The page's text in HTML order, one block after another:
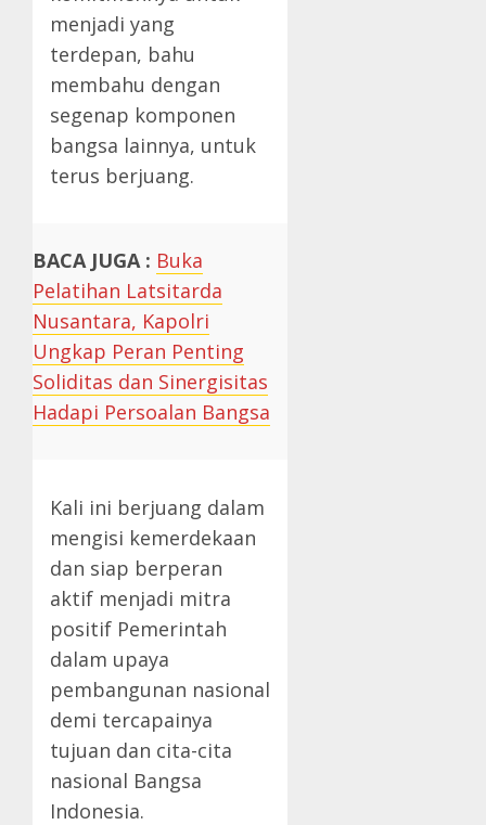
menjadi yang
terdepan, bahu
membahu dengan
segenap komponen
bangsa lainnya, untuk
terus berjuang.
BACA JUGA : Buka
Pelatihan Latsitarda
Nusantara, Kapolri
Ungkap Peran Penting
Soliditas dan Sinergisitas
Hadapi Persoalan Bangsa
Kali ini berjuang dalam
mengisi kemerdekaan
dan siap berperan
aktif menjadi mitra
positif Pemerintah
dalam upaya
pembangunan nasional
demi tercapainya
tujuan dan cita-cita
nasional Bangsa
Indonesia.